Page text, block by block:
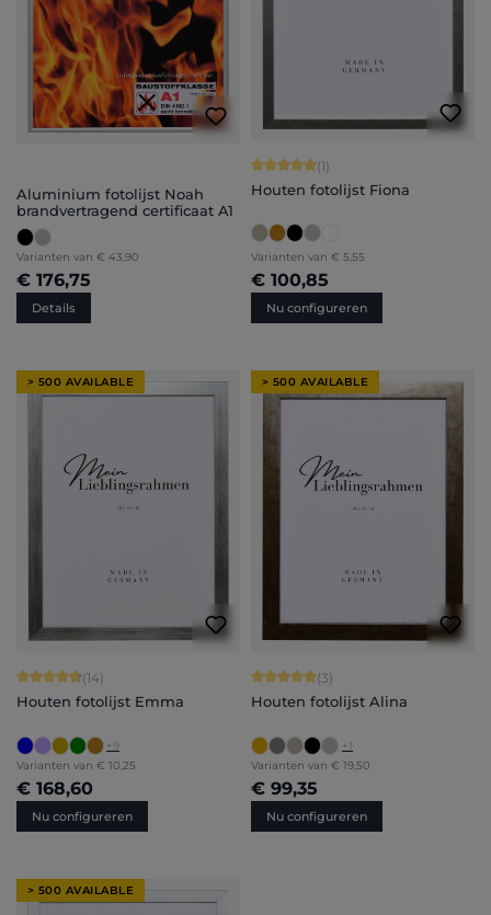
Aluminium fotolijst Noah
brandvertragend certificaat A1
Varianten van € 43,90
€ 176,75
Details
Gemiddelde waardering van 5 van 5
(1)
Houten fotolijst Fiona
Varianten van € 5,55
€ 100,85
Nu configureren
> 500 AVAILABLE
Gemiddelde waardering van 4.86 van 5 sterren
(14)
Houten fotolijst Emma
+9
Varianten van € 10,25
€ 168,60
Nu configureren
> 500 AVAILABLE
Gemiddelde waardering van 5 van 5
(3)
Houten fotolijst Alina
+1
Varianten van € 19,50
€ 99,35
Nu configureren
> 500 AVAILABLE